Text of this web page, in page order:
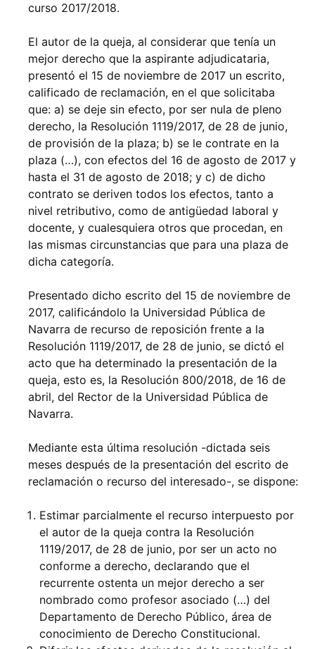
curso 2017/2018.
El autor de la queja, al considerar que tenía un
mejor derecho que la aspirante adjudicataria,
presentó el 15 de noviembre de 2017 un escrito,
calificado de reclamación, en el que solicitaba
que: a) se deje sin efecto, por ser nula de pleno
derecho, la Resolución 1119/2017, de 28 de junio,
de provisión de la plaza; b) se le contrate en la
plaza (…), con efectos del 16 de agosto de 2017 y
hasta el 31 de agosto de 2018; y c) de dicho
contrato se deriven todos los efectos, tanto a
nivel retributivo, como de antigüedad laboral y
docente, y cualesquiera otros que procedan, en
las mismas circunstancias que para una plaza de
dicha categoría.
Presentado dicho escrito del 15 de noviembre de
2017, calificándolo la Universidad Pública de
Navarra de recurso de reposición frente a la
Resolución 1119/2017, de 28 de junio, se dictó el
acto que ha determinado la presentación de la
queja, esto es, la Resolución 800/2018, de 16 de
abril, del Rector de la Universidad Pública de
Navarra.
Mediante esta última resolución -dictada seis
meses después de la presentación del escrito de
reclamación o recurso del interesado-, se dispone:
Estimar parcialmente el recurso interpuesto por
el autor de la queja contra la Resolución
1119/2017, de 28 de junio, por ser un acto no
conforme a derecho, declarando que el
recurrente ostenta un mejor derecho a ser
nombrado como profesor asociado (…) del
Departamento de Derecho Público, área de
conocimiento de Derecho Constitucional.